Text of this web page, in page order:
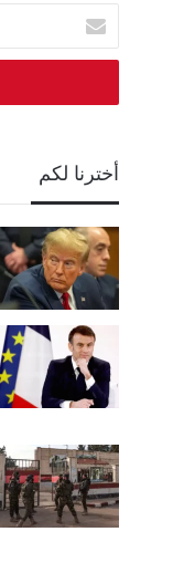
أدخل
بريدك
الالكتروني
أخترنا لكم